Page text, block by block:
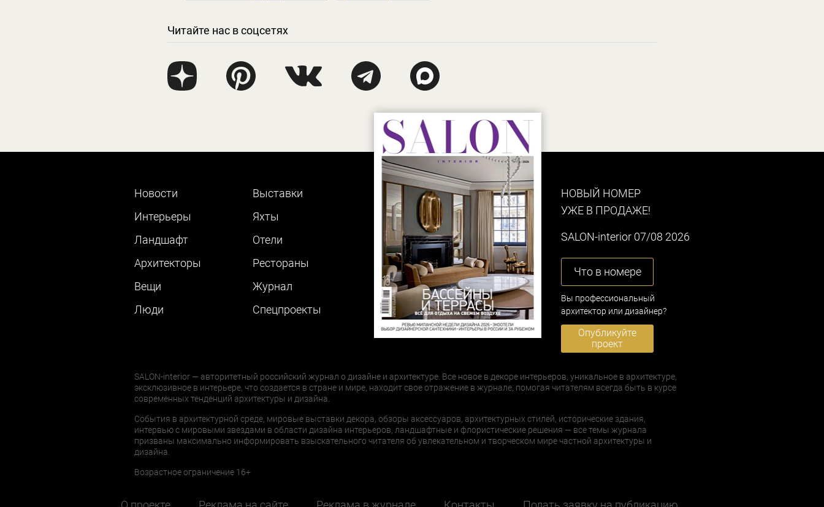
Читайте нас в соцсетях
Новости
Интерьеры
Ландшафт
Архитекторы
Вещи
Люди
Выставки
Яхты
Отели
Рестораны
Журнал
Cпецпроекты
НОВЫЙ НОМЕР
УЖЕ В ПРОДАЖЕ!
SALON-interior 07/08 2026
Что в номере
Вы профессиональный
архитектор или дизайнер?
Опубликуйте
проект
SALON-interior — авторитетный российский журнал о дизайне и архитектуре. Все новое в декоре интерьеров, уникальное в архитектуре,
эксклюзивное в интерьере, что создается в стране и мире, находит свое отражение в журнале, помогая читателям всегда быть в курсе
современных тенденций архитектуры и дизайна.
События в архитектурной среде, мировые выставки декора, обзоры аксессуаров, архитектурных стилей, исторические здания,
интервью с мировыми звездами в области дизайна интерьеров, ландшафтные и флористические решения — все темы журнала
призваны максимально информировать взыскательного читателя об увлекательном и творческом мире частной архитектуры и
дизайна.
Возрастное ограничение 16+